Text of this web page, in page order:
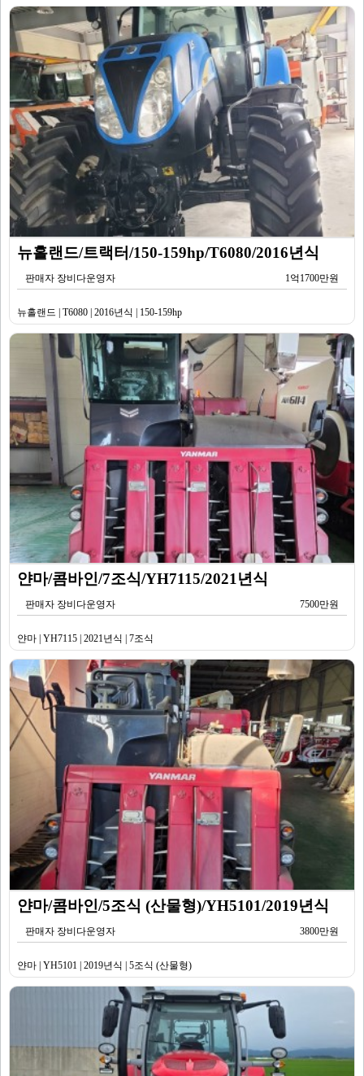
뉴홀랜드/트랙터/150-159hp/T6080/2016년식
판매자 장비다운영자 1억1700만원
뉴홀랜드 | T6080 | 2016년식 | 150-159hp
얀마/콤바인/7조식/YH7115/2021년식
판매자 장비다운영자 7500만원
얀마 | YH7115 | 2021년식 | 7조식
얀마/콤바인/5조식 (산물형)/YH5101/2019년식
판매자 장비다운영자 3800만원
얀마 | YH5101 | 2019년식 | 5조식 (산물형)